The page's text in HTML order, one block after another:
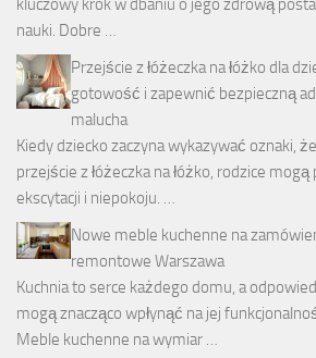
kluczowy krok w dbaniu o jego zdrową
nauki. Dobre …
Przejście z łóżeczka na łóżko dla
gotowość i zapewnić bezpieczną
malucha
Kiedy dziecko zaczyna wykazywać oznaki,
przejście z łóżeczka na łóżko, rodzice
ekscytacji i niepokoju. …
Nowe meble kuchenne na
remontowe Warszawa
Kuchnia to serce każdego domu, a
mogą znacząco wpłynąć na jej
Meble kuchenne na wymiar …